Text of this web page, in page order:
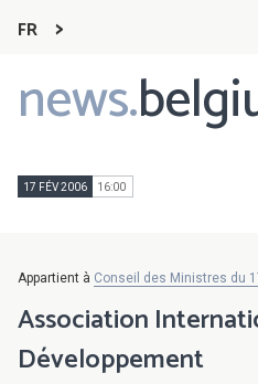
FR
news.
Main
navigation
17 FÉV 2006 16:00
Appartient à Conseil des Ministres du
Association
Développement